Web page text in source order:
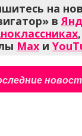
на
в
,
Max и